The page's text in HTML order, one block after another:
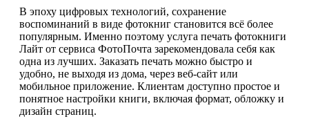
В эпоху цифровых технологий, сохранение
воспоминаний в виде фотокниг становится всё более
популярным. Именно поэтому услуга печать фотокниги
Лайт от сервиса ФотоПочта зарекомендовала себя как
одна из лучших. Заказать печать можно быстро и
удобно, не выходя из дома, через веб-сайт или
мобильное приложение. Клиентам доступно простое и
понятное настройки книги, включая формат, обложку и
дизайн страниц.